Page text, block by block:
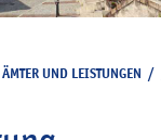
ÄMTER UND LEISTUNGEN /